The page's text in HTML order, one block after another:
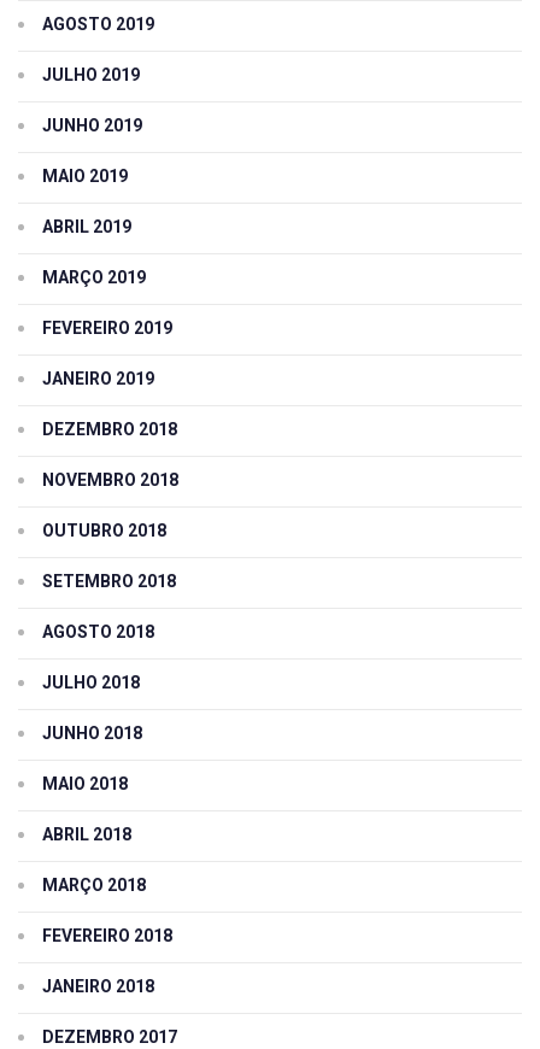
AGOSTO 2019
JULHO 2019
JUNHO 2019
MAIO 2019
ABRIL 2019
MARÇO 2019
FEVEREIRO 2019
JANEIRO 2019
DEZEMBRO 2018
NOVEMBRO 2018
OUTUBRO 2018
SETEMBRO 2018
AGOSTO 2018
JULHO 2018
JUNHO 2018
MAIO 2018
ABRIL 2018
MARÇO 2018
FEVEREIRO 2018
JANEIRO 2018
DEZEMBRO 2017